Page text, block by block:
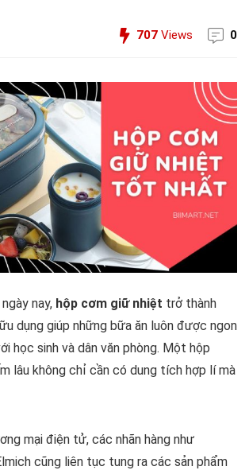
707 Views 0
nay, hộp cơm giữ nhiệt trở thành
dụng giúp những bữa ăn luôn được ngon
học sinh và dân văn phòng. Một hộp
lâu không chỉ cần có dung tích hợp lí mà
mại điện tử, các nhãn hàng như
cũng liên tục tung ra các sản phẩm